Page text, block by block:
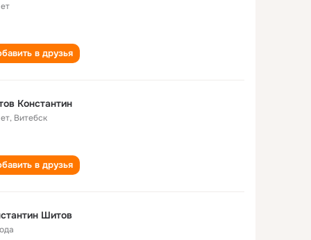
в друзья
Константин
, Витебск
в друзья
Шитов